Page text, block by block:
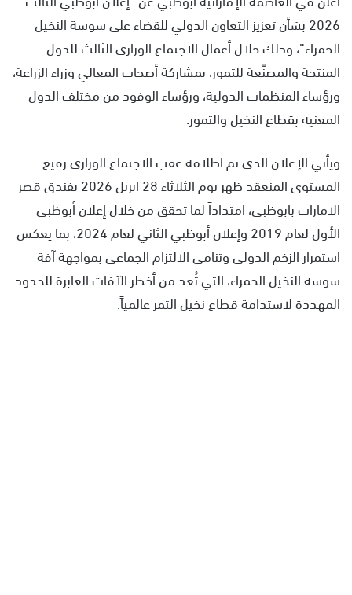
2026 بشأن تعزيز التعاون الدولي للقضاء على سوسة النخيل
الحمراء”، وذلك خلال أعمال الاجتماع الوزاري الثالث للدول
المنتجة والمصنّعة للتمور، بمشاركة أصحاب المعالي وزراء الزراعة،
ورؤساء المنظمات الدولية، ورؤساء الوفود من مختلف الدول
المعنية بقطاع النخيل والتمور.
ويأتي الإعلان الذي تم اطلاقه عقب الاجتماع الوزاري رفيع
المستوى المنعقد ظهر يوم الثلاثاء 28 ابريل 2026 بفندق قصر
الامارات بابوظبي، امتداداً لما تحقق من خلال إعلان أبوظبي
الأول لعام 2019 وإعلان أبوظبي الثاني لعام 2024، بما يعكس
استمرار الزخم الدولي وتنامي الالتزام الجماعي بمواجهة آفة
سوسة النخيل الحمراء، التي تُعد من أخطر الآفات العابرة للحدود
المهددة لاستدامة قطاع نخيل التمر عالمياً.